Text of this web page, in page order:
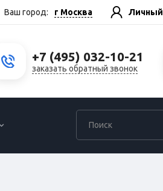
Ваш город: г Москва Личный
+7 (495) 032-10-21
заказать обратный звонок